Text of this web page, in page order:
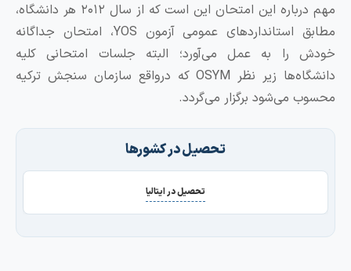
مهم درباره این امتحان این است که از سال ۲۰۱۲ هر دانشگاه،
مطابق استانداردهای عمومی آزمون YOS، امتحان جداگانه
را به عمل می‌آورد؛ البته جلسات امتحانی کلیه
دانشگاه‌ها زیر نظر OSYM که درواقع سازمان سنجش ترکیه
می‌شود برگزار می‌گردد.
تحصیل در کشورها
تحصیل در ایتالیا